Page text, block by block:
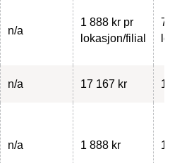
n/a
1 888 kr pr
lokasjon/filial
748
n/a 17 167 kr 13
n/a 1 888 kr 1